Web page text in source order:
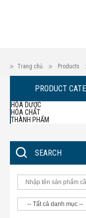
Trang chủ Products
PRODUCT
HÓA DƯỢC
HÓA CHẤT
THÀNH PHẨM
SEARCH